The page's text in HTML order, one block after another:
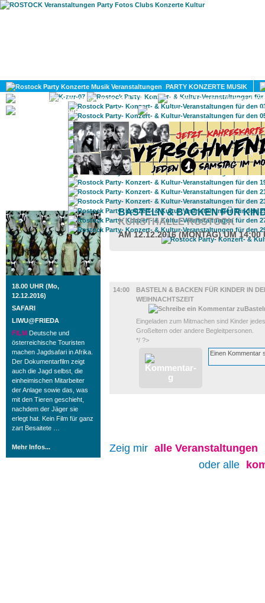
PARTY KONZERTE MUSIK
KULTUR
GAY
ROSTOCK TAGESTIPP
18.00 UHR (Mo,
12.12.2016)
SAFARI
LIWU@FRIEDA
FILM Deutsche und
österreichische Touristen
machen Jagdsafari in Afrika.
Der Dokumentarfilm zeigt
auch die Jagd selbst, die
einheimischen Mitarbeiter
der Anlage sowie das, was
mit den Tieren geschieht,
nachdem der Jäger sie
erlegt hat. Kein Film für ganz
zart Besaitete …
Mehr Infos...
BASTELN & BACKEN FÜR
KUNSTHALLE ROSTOCK
AM 12.12.2016 (MONTAG) UM 14:00
14:00
BASTELN & BACKEN FÜR KINDER IN
WEIHNACHTSZEIT
Eingeladen zum Mitmachen sind Kinder
Großeltern oder andere Begleitpersonen.
*/ ?>
Zeig mir alle Veranstaltungen
oder alle